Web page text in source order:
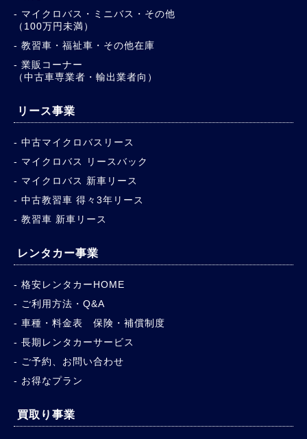
マイクロバス・ミニバス・その他
（100万円未満）
教習車・福祉車・その他在庫
業販コーナー
（中古車専業者・輸出業者向）
リース事業
中古マイクロバスリース
マイクロバス リースバック
マイクロバス 新車リース
中古教習車 得々3年リース
教習車 新車リース
レンタカー事業
格安レンタカーHOME
ご利用方法・Q&A
車種・料金表 保険・補償制度
長期レンタカーサービス
ご予約、お問い合わせ
お得なプラン
買取り事業